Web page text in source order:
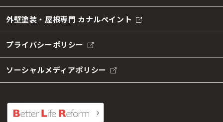
外壁塗装・屋根専門 カナルペイント
プライバシーポリシー
ソーシャルメディアポリシー